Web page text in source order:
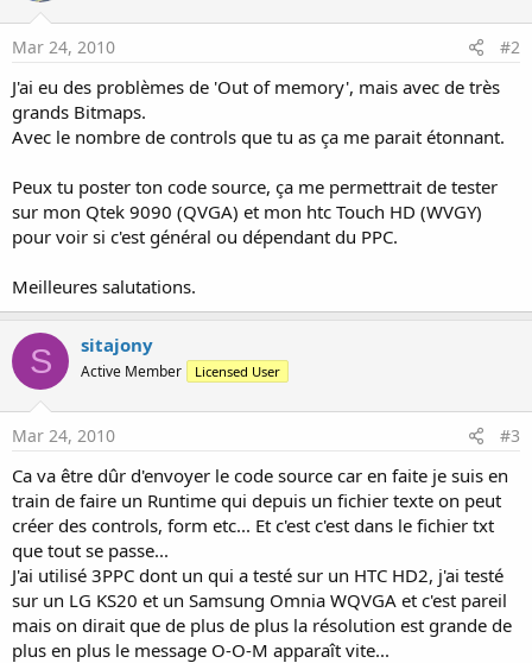
Mar 24, 2010 #2
J'ai eu des problèmes de 'Out of memory', mais avec de très
grands Bitmaps.
Avec le nombre de controls que tu as ça me parait étonnant.
Peux tu poster ton code source, ça me permettrait de tester
sur mon Qtek 9090 (QVGA) et mon htc Touch HD (WVGY)
pour voir si c'est général ou dépendant du PPC.
Meilleures salutations.
S sitajony
Active Member Licensed User
Mar 24, 2010 #3
Ca va être dûr d'envoyer le code source car en faite je suis en
train de faire un Runtime qui depuis un fichier texte on peut
créer des controls, form etc... Et c'est c'est dans le fichier txt
que tout se passe...
J'ai utilisé 3PPC dont un qui a testé sur un HTC HD2, j'ai testé
sur un LG KS20 et un Samsung Omnia WQVGA et c'est pareil
mais on dirait que de plus de plus la résolution est grande de
plus en plus le message O-O-M apparaît vite...